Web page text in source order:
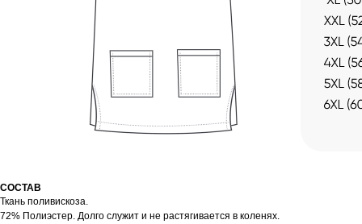
СОСТАВ
Ткань поливискоза.
72% Полиэстер. Долго служит и не растягивается в коленях.